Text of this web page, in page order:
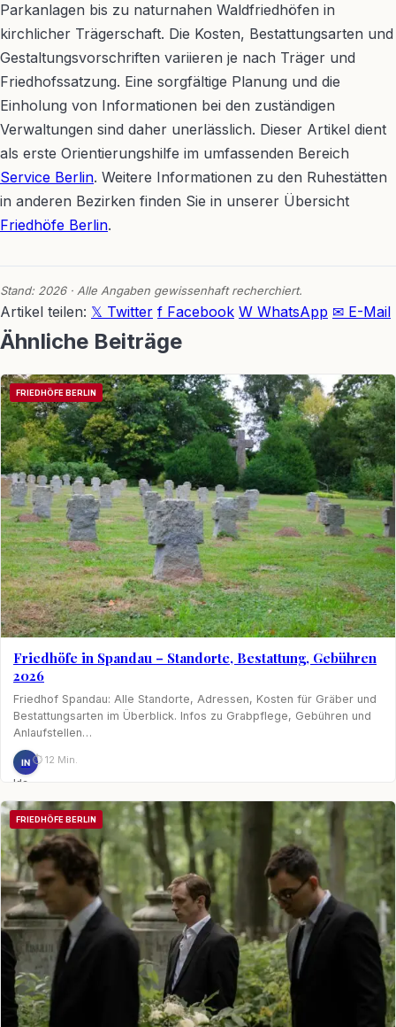
Parkanlagen bis zu naturnahen Waldfriedhöfen in
kirchlicher Trägerschaft. Die Kosten, Bestattungsarten und
Gestaltungsvorschriften variieren je nach Träger und
Friedhofssatzung. Eine sorgfältige Planung und die
Einholung von Informationen bei den zuständigen
Verwaltungen sind daher unerlässlich. Dieser Artikel dient
als erste Orientierungshilfe im umfassenden Bereich
Service Berlin. Weitere Informationen zu den Ruhestätten
in anderen Bezirken finden Sie in unserer Übersicht
Friedhöfe Berlin.
Stand: 2026 · Alle Angaben gewissenhaft recherchiert.
Artikel teilen: 𝕏 Twitter f Facebook W WhatsApp ✉ E-Mail
Ähnliche Beiträge
FRIEDHÖFE BERLIN
Friedhöfe in Spandau – Standorte, Bestattung, Gebühren
2026
Friedhof Spandau: Alle Standorte, Adressen, Kosten für Gräber und
Bestattungsarten im Überblick. Infos zu Grabpflege, Gebühren und
Anlaufstellen…
IN
Ida
Nagel
⏱ 12 Min.
FRIEDHÖFE BERLIN